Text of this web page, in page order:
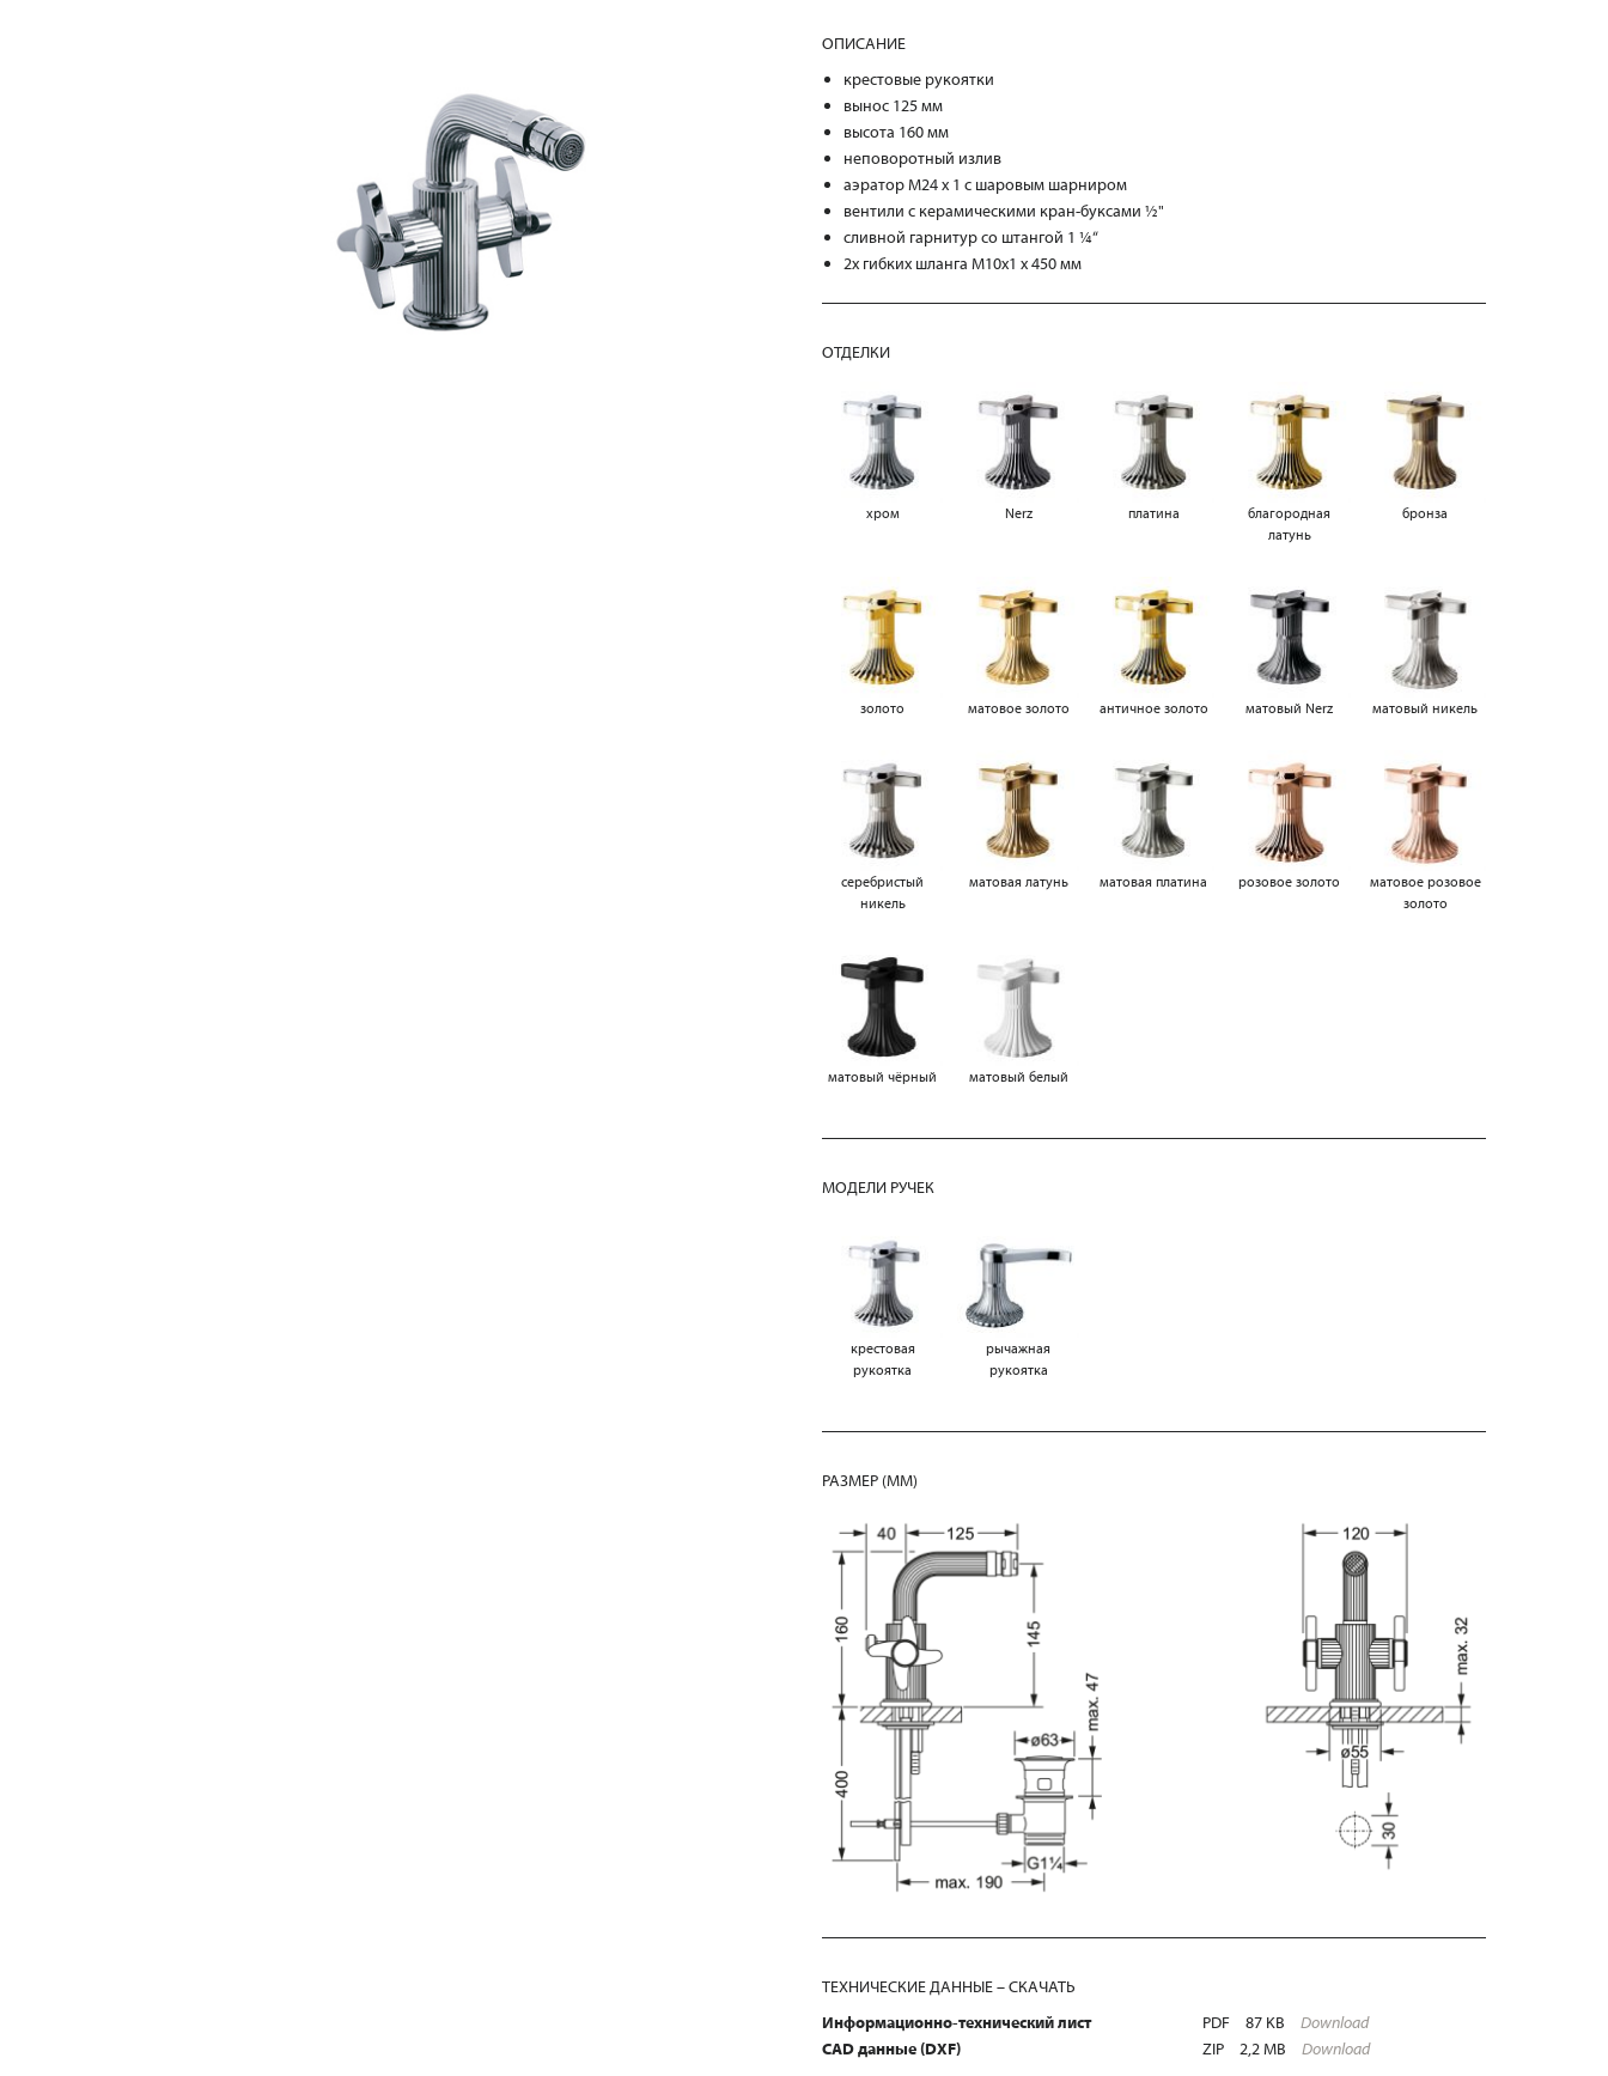
ОПИСАНИЕ
крестовые рукоятки
вынос 125 мм
высота 160 мм
неповоротный излив
аэратор М24 х 1 с шаровым шарниром
вентили с керамическими кран-буксами ½"
сливной гарнитур со штангой 1 ¼“
2х гибких шланга M10x1 x 450 мм
ОТДЕЛКИ
хром Nerz платина
благородная
латунь
бронза
золото матовое золото античное золото матовый Nerz матовый никель
серебристый
никель
матовая латунь матовая платина розовое золото
матовое розовое
золото
матовый чёрный матовый белый
МОДЕЛИ РУЧЕК
крестовая
рукоятка
рычажная
рукоятка
РАЗМЕР (MM)
ТЕХНИЧЕСКИЕ ДАННЫЕ – СКАЧАТЬ
Информационно-технический лист
PDF 87 KB
Download
CAD данные (DXF)
ZIP 2,2 MB Download